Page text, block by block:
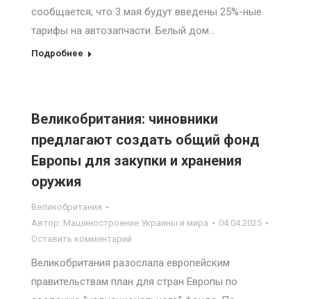
сообщается, что 3 мая будут введены 25%-ные
тарифы на автозапчасти. Белый дом…
Подробнее
Великобритания: чиновники
предлагают создать общий фонд
Европы для закупки и хранения
оружия
Великобритания
Автор: Машиностроение Украины и мира
04.04.2025
Оставить комментарий
Великобритания разослала европейским
правительствам план для стран Европы по